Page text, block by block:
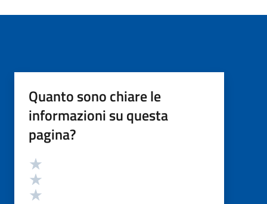
Quanto sono chiare le
informazioni su questa
pagina?
Valutazione